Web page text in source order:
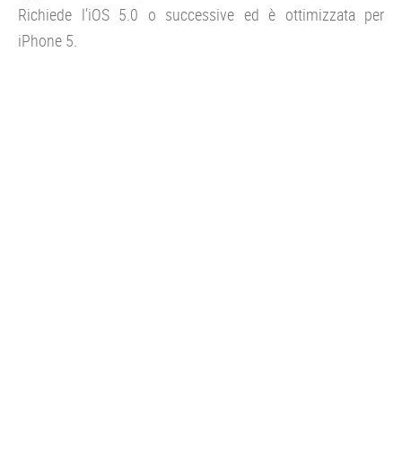
Richiede l’iOS 5.0 o successive ed è ottimizzata per
iPhone 5.